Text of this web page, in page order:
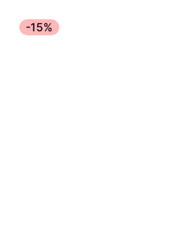
-15%